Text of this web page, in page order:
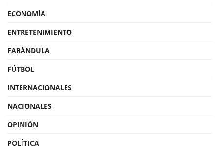
ECONOMÍA
ENTRETENIMIENTO
FARÁNDULA
FÚTBOL
INTERNACIONALES
NACIONALES
OPINIÓN
POLÍTICA